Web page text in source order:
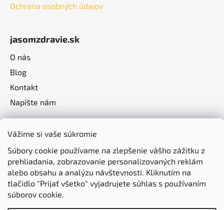
Vážime si vaše súkromie
Súbory cookie používame na zlepšenie vášho zážitku z
prehliadania, zobrazovanie personalizovaných reklám
alebo obsahu a analýzu návštevnosti. Kliknutím na
tlačidlo "Prijať všetko" vyjadrujete súhlas s používaním
súborov cookie.
Ochrana osobných údajov
jasomzdravie.sk
O nás
Blog
Kontakt
Napíšte nám